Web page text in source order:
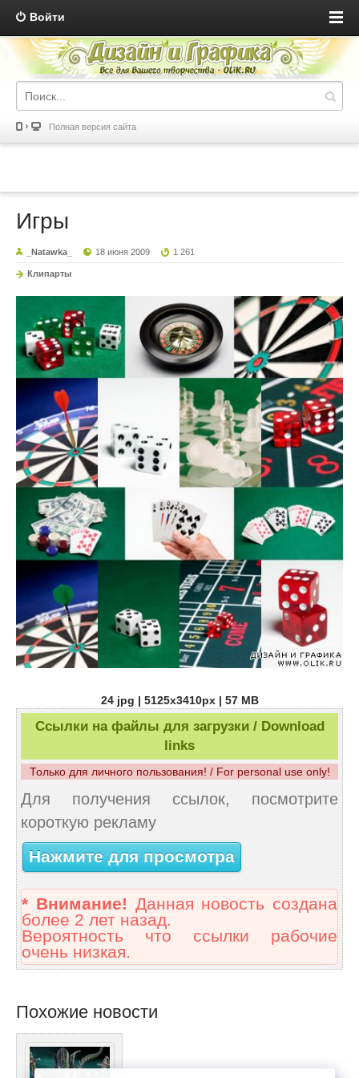
Войти
Полная версия сайта
Игры
_Natawka_ 18 июня 2009 1 261
Клипарты
24 jpg | 5125x3410px | 57 MB
Ссылки на файлы для загрузки / Download
links
Только для личного пользования! / For personal use only!
Для получения ссылок, посмотрите
короткую рекламу
Нажмите для просмотра
* Внимание! Данная новость создана
более 2 лет назад.
Вероятность что ссылки рабочие
очень низкая.
Похожие новости